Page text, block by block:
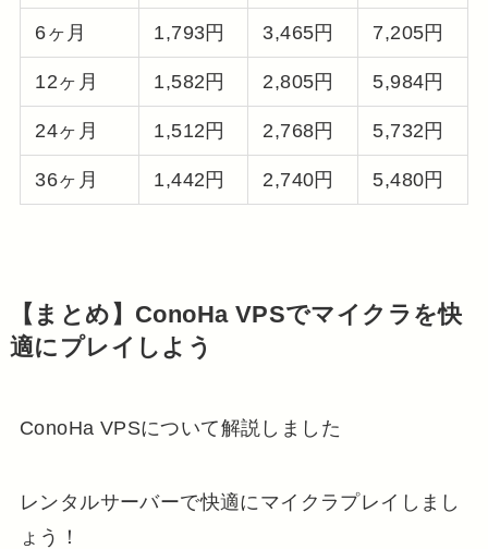
6ヶ月 1,793円 3,465円 7,205円
12ヶ月 1,582円 2,805円 5,984円
24ヶ月 1,512円 2,768円 5,732円
36ヶ月 1,442円 2,740円 5,480円
【まとめ】ConoHa VPSでマイクラを快
適にプレイしよう
ConoHa VPSについて解説しました
レンタルサーバーで快適にマイクラプレイしまし
ょう！